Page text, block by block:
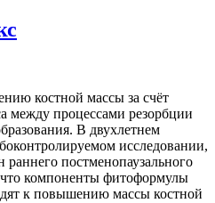
костной массы за счёт
между процессами резорбции
В двухлетнем
исследовании,
постменопаузального
компоненты фитоформулы
к повышению массы костной